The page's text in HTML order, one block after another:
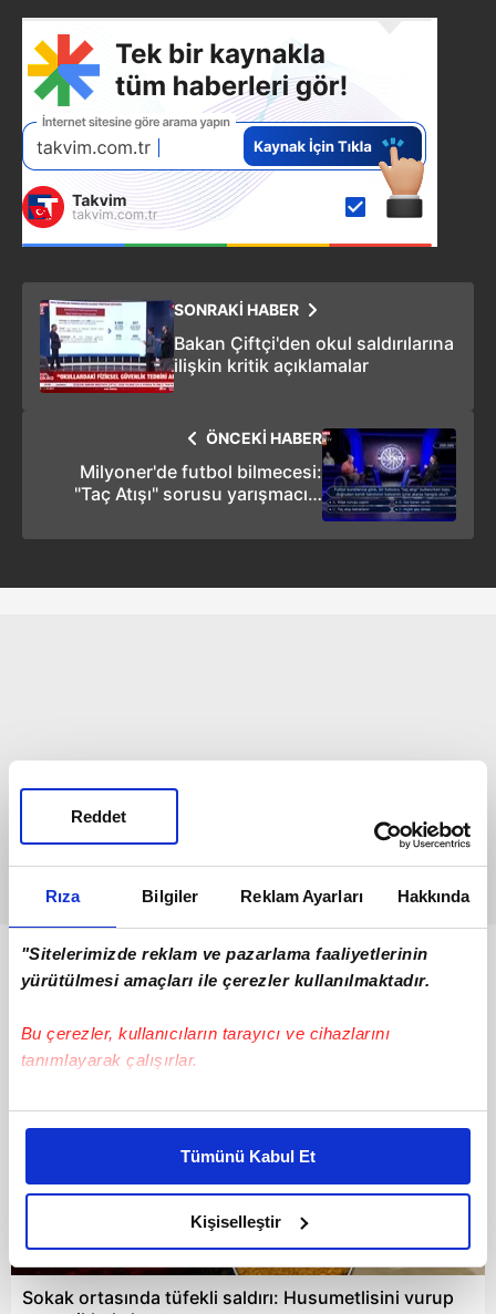
Rıza Bilgiler Reklam Ayarları Hakkında
"Sitelerimizde reklam ve pazarlama faaliyetlerinin
yürütülmesi amaçları ile çerezler kullanılmaktadır.
Bu çerezler, kullanıcıların tarayıcı ve cihazlarını
tanımlayarak çalışırlar.
Bu çerezlere izin vermeniz halinde sizlere özel
daha iyi reklam deneyimi yaşatabiliriz. Bunu yaparken
amacımızın size daha iyi bir reklam deneyimi sunmak
olduğunu ve sizlere en iyi içerikleri sunabilmek adına
elimizden gelen çabayı gösterdiğimizi ve bu noktada,
reklamların maliyetlerimizi karşılamak noktasında tek gelir
kalemimiz olduğunu sizlere hatırlatmak isteriz.
Tümünü Kabul Et
Kişiselleştir
Reddet
SONRAKİ HABER
Bakan Çiftçi'den okul saldırılarına
ilişkin kritik açıklamalar
ÖNCEKİ HABER
Milyoner'de futbol bilmecesi:
"Taç Atışı" sorusu yarışmacıyı
Bunlar da Var
01:16
Sokak ortasında tüfekli saldırı: Husumetlisini vurup